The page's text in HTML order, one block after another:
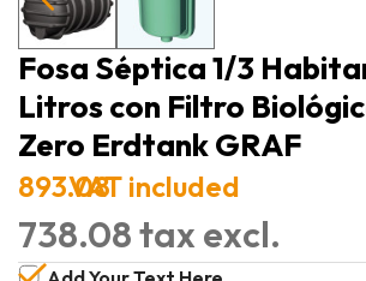
Fosa Séptica 1/3
Litros con Filtro
Zero Erdtank GRAF
893.08VAT included
738.08 tax excl.